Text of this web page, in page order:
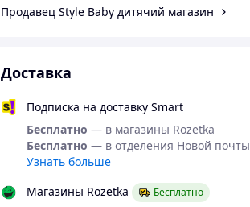
Продавец Style Baby дитячий магазин
Доставка
Подписка на доставку Smart
Бесплатно — в магазины Rozetka
Бесплатно — в отделения Новой почты
Узнать больше
Магазины Rozetka
Бесплатно